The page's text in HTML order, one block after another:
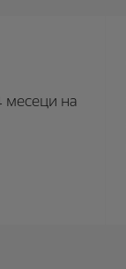
месеци на